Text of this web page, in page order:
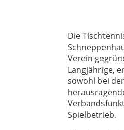
Die
Verein
Langjährige,
sowohl bei
Spielbetrieb.